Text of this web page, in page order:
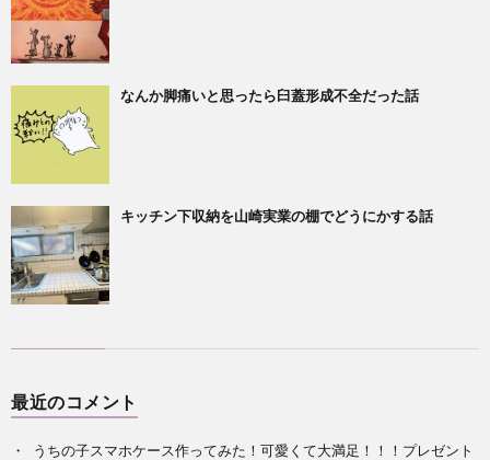
なんか脚痛いと思ったら臼蓋形成不全だった話
キッチン下収納を山崎実業の棚でどうにかする話
最近のコメント
うちの子スマホケース作ってみた！可愛くて大満足！！！プレゼント